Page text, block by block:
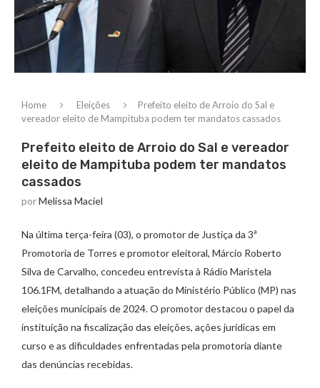
Home Eleições
Prefeito eleito de Arroio do Sal e
vereador eleito de Mampituba podem ter mandatos cassados
Prefeito eleito de Arroio do Sal e vereador
eleito de Mampituba podem ter mandatos
cassados
porMelissa Maciel
Na última terça-feira (03), o promotor de Justiça da 3ª
Promotoria de Torres e promotor eleitoral, Márcio Roberto
Silva de Carvalho, concedeu entrevista à Rádio Maristela
106.1FM, detalhando a atuação do Ministério Público (MP) nas
eleições municipais de 2024. O promotor destacou o papel da
instituição na fiscalização das eleições, ações jurídicas em
curso e as dificuldades enfrentadas pela promotoria diante
das denúncias recebidas.